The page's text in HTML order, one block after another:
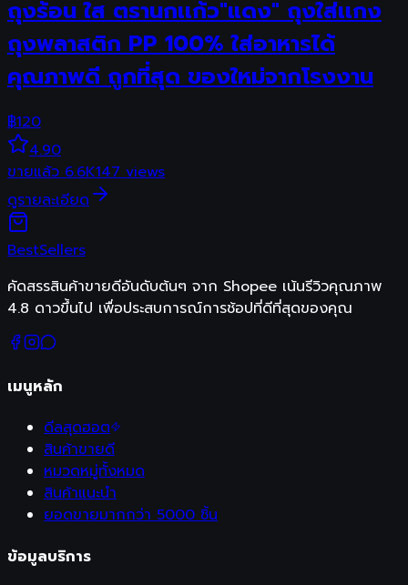
ถุงร้อน ใส ตรานกเเก้ว"แดง" ถุงใส่เเกง
ถุงพลาสติก PP 100% ใส่อาหารได้
คุณภาพดี ถูกที่สุด ของใหม่จากโรงงาน
฿120
4.90
ขายแล้ว 6.6K147 views
ดูรายละเอียด
BestSellers
คัดสรรสินค้าขายดีอันดับต้นๆ จาก Shopee เน้นรีวิวคุณภาพ
4.8 ดาวขึ้นไป เพื่อประสบการณ์การช้อปที่ดีที่สุดของคุณ
เมนูหลัก
ดีลสุดฮอต
สินค้าขายดี
หมวดหมู่ทั้งหมด
สินค้าแนะนำ
ยอดขายมากกว่า 5000 ชิ้น
ข้อมูลบริการ